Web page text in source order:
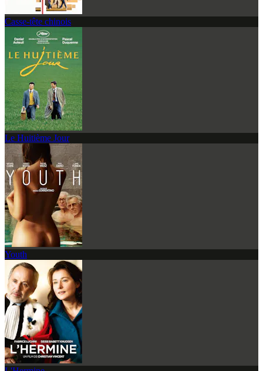
Casse-tête chinois
Le Huitième Jour
Youth